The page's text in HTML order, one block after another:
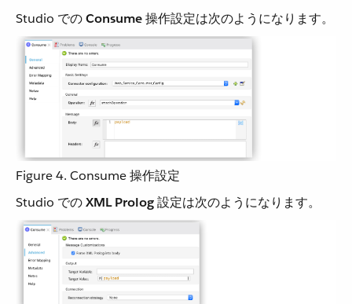
Studio での ​Consume​ 操作設定は次のようになります。
Figure 4. Consume 操作設定
Studio での ​XML Prolog​ 設定は次のようになります。